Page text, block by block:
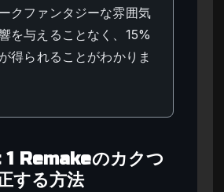
クファンタジーな雰囲気
を与えることなく、15%
得られることがわかりま
Remakeのカクつ
する方法